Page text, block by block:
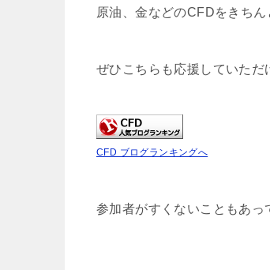
原油、金などのCFDをきちん
ぜひこちらも応援していただ
CFD ブログランキングへ
参加者がすくないこともあっ